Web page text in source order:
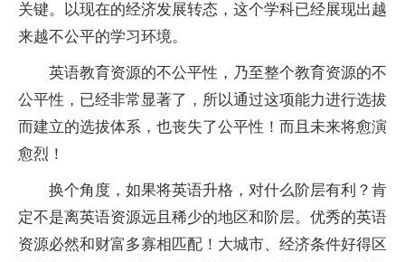
关键。以现在的经济发展转态，这个学科已经展现出越
来越不公平的学习环境。
英语教育资源的不公平性，乃至整个教育资源的不
公平性，已经非常显著了，所以通过这项能力进行选拔
而建立的选拔体系，也丧失了公平性！而且未来将愈演
愈烈！
换个角度，如果将英语升格，对什么阶层有利？肯
定不是离英语资源远且稀少的地区和阶层。优秀的英语
资源必然和财富多寡相匹配！大城市、经济条件好得区